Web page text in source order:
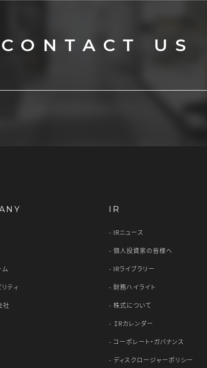
CONTACT US
ム
ティ
社
IR
IRニュース
個人投資家の皆様へ
IRライブラリー
財務ハイライト
株式について
ＩRカレンダー
コーポレート・ガバナンス
ディスクロージャーポリシー